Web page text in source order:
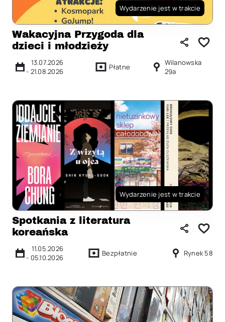
Wydarzenie jest w trakcie
Wakacyjna Przygoda dla
dzieci i młodzieży
13.07.2026
- 21.08.2026 Płatne
Wilanowska
29a
Wydarzenie jest w trakcie
Spotkania z literatura
koreańska
11.05.2026
- 05.10.2026 Bezpłatnie Rynek 58